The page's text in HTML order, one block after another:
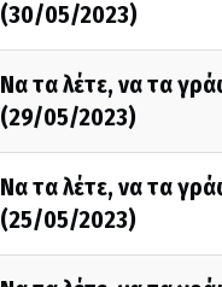
(30/05/2023)
Να τα λέτε, να τα
(29/05/2023)
Να τα λέτε, να τα
(25/05/2023)